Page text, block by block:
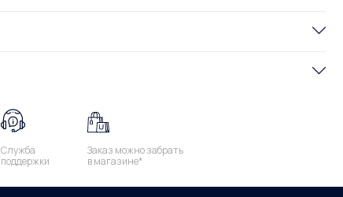
Служба
поддержки
Заказ можно забрать
в магазине*